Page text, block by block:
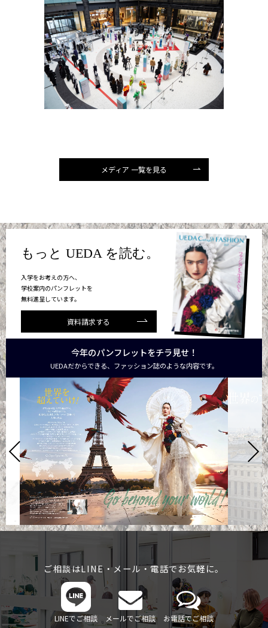
メディア 一覧を見る
もっと UEDA を読む。
入学をお考えの方へ、
学校案内のパンフレットを
無料進呈しています。
資料請求する
今年のパンフレットをチラ見せ！
UEDAだからできる、ファッション誌のような内容です。
ご相談はLINE・メール・電話でお気軽に。
LINEでご相談 メールでご相談 お電話でご相談